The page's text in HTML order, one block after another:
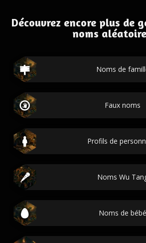
Découvrez encore plus de
noms
Noms de
Faux noms
Profils de
Noms Wu
Noms de bébé